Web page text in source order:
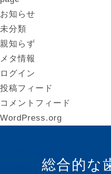
お知らせ
未分類
親知らず
メタ情報
ログイン
投稿フィード
コメントフィード
WordPress.org
総合的な